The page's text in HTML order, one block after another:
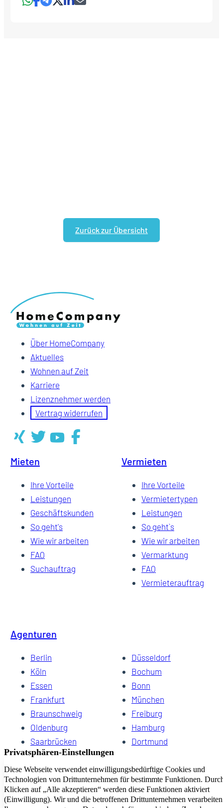
Zurück zur Übersicht
Über HomeCompany
Aktuelles
Wohnen auf Zeit
Karriere
Lizenznehmer werden
Vertrag widerrufen
Mieten
Ihre Vorteile
Leistungen
Geschäftskunden
So geht's
Wie wir arbeiten
FAQ
Suchauftrag
Vermieten
Ihre Vorteile
Vermietertypen
Leistungen
So geht`s
Wie wir arbeiten
Vermarktung
FAQ
Vermieterauftrag
Agenturen
Berlin
Düsseldorf
Köln
Bochum
Essen
Bonn
Frankfurt
München
Braunschweig
Freiburg
Oldenburg
Hamburg
Saarbrücken
Dortmund
Hannover
Dresden
Kiel
Wuppertal
Bremen